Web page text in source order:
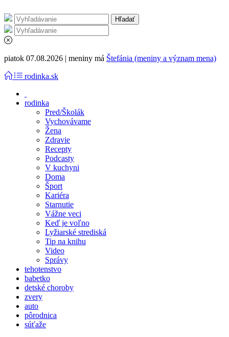
piatok 07.08.2026 | meniny má Štefánia (meniny a význam mena)
rodinka.sk
rodinka
Pred/Školák
Vychovávame
Žena
Zdravie
Recepty
Podcasty
V kuchyni
Doma
Šport
Kariéra
Starnutie
Vážne veci
Keď je voľno
Lyžiarské strediská
Tip na knihu
Video
Správy
tehotenstvo
babetko
detské choroby
zvery
auto
pôrodnica
súťaže